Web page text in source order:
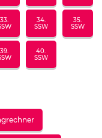
33.
34.
SSW
35.
SSW
39.
40.
SSW